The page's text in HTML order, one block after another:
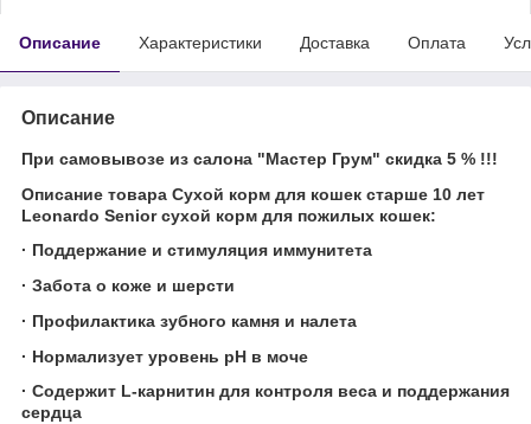
Описание Характеристики Доставка Оплата
Описание
При самовывозе из салона "Мастер Грум" скидка 5 % !!!
Описание товара Сухой корм для кошек старше 10 лет
Leonardo Senior сухой корм для пожилых кошек:
· Поддержание и стимуляция иммунитета
· Забота о коже и шерсти
· Профилактика зубного камня и налета
· Нормализует уровень pH в моче
· Содержит L-карнитин для контроля веса и поддержания
сердца